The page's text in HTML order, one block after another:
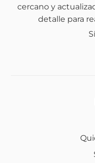
cercano y
detalle para